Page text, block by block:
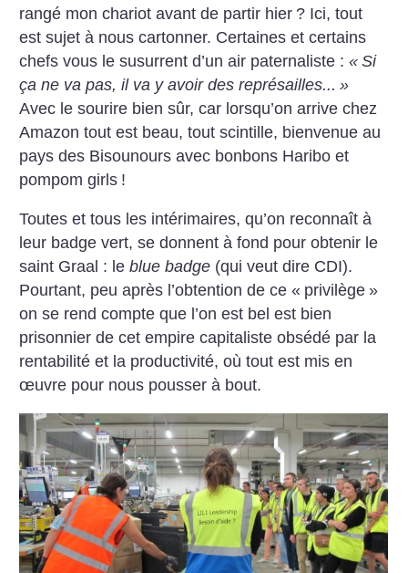
rangé mon chariot avant de partir hier ? Ici, tout
est sujet à nous cartonner. Certaines et certains
chefs vous le susurrent d’un air paternaliste :« Si
ça ne va pas, il va y avoir des représailles... »
Avec le sourire bien sûr, car lorsqu’on arrive chez
Amazon tout est beau, tout scintille, bienvenue au
pays des Bisounours avec bonbons Haribo et
pompom girls !
Toutes et tous les intérimaires, qu’on reconnaît à
leur badge vert, se donnent à fond pour obtenir le
saint Graal : leblue badge (qui veut dire CDI).
Pourtant, peu après l’obtention de ce « privilège »
on se rend compte que l’on est bel est bien
prisonnier de cet empire capitaliste obsédé par la
rentabilité et la productivité, où tout est mis en
œuvre pour nous pousser à bout.